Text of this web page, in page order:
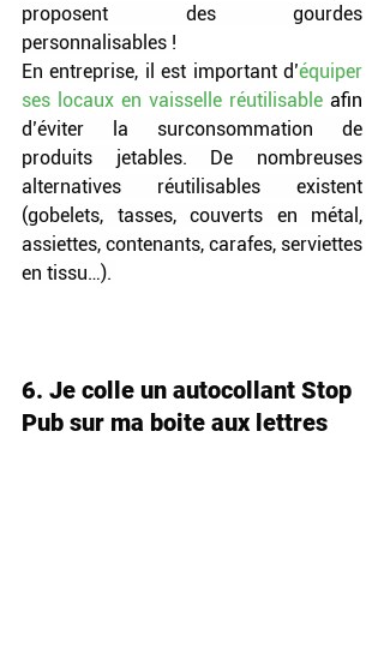
proposent des gourdes
personnalisables !
En entreprise, il est important d’équiper
ses locaux en vaisselle réutilisable
d’éviter la surconsommation de
produits jetables. De nombreuses
alternatives réutilisables existent
(gobelets, tasses, couverts en métal,
assiettes, contenants, carafes, serviettes
en tissu…).
6. Je colle un autocollant Stop
Pub sur ma boite aux lettres